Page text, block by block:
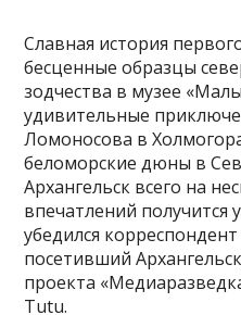
Славная история
бесценные образцы
зодчества в музее
удивительные
Ломоносова в
беломорские дюны в
Архангельск всего на
впечатлений получится
убедился корреспондент
посетивший
проекта
Tutu.